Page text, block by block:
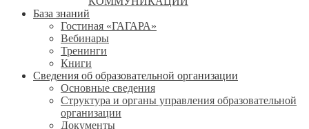
База знаний
Гостиная «ГАГАРА»
Вебинары
Тренинги
Книги
Сведения об образовательной организации
Основные сведения
Структура и органы управления образовательной
организации
Документы